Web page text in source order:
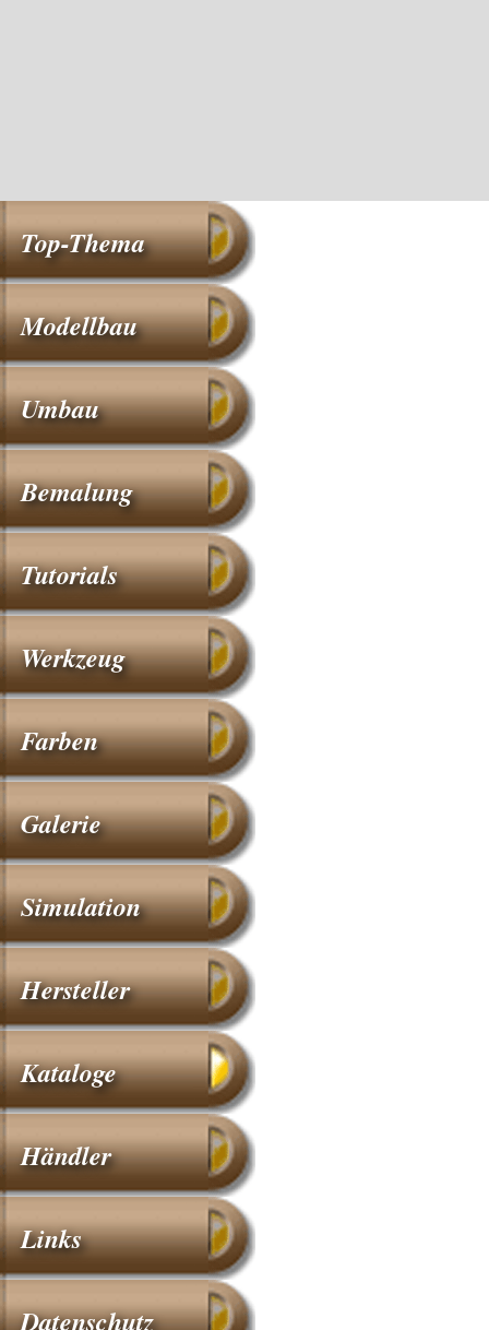
Top-Thema
Modellbau
Umbau
Bemalung
Tutorials
Werkzeug
Farben
Galerie
Simulation
Hersteller
Kataloge
Händler
Links
Datenschutz